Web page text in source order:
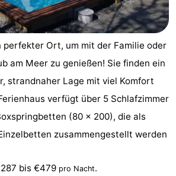
perfekter Ort, um mit der Familie oder
am Meer zu genießen! Sie finden ein
strandnaher Lage mit viel Komfort
verfügt über 5 Schlafzimmer
(80 x 200), die als
zusammengestellt werden
bis €479 pro Nacht.